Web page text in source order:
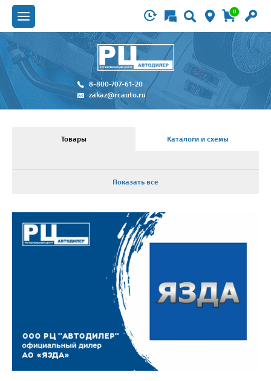
0
8-800-707-61-20
zakaz@rcauto.ru
Товары Каталоги и схемы
Показать все